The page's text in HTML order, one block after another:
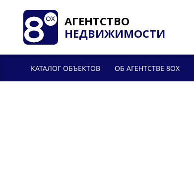
АГЕНТСТВО
НЕДВИЖИМОСТИ
КАТАЛОГ ОБЪЕКТОВ ОБ АГЕНТСТВЕ 8OX